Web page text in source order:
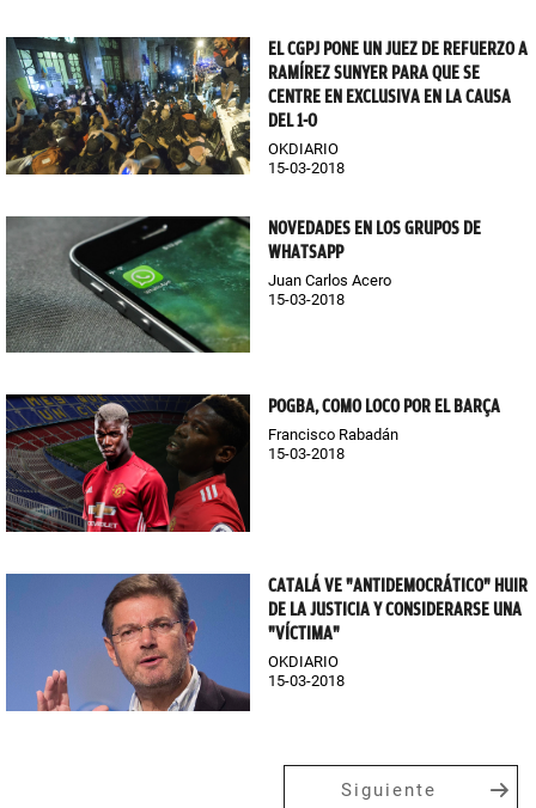
EL CGPJ PONE UN JUEZ DE REFUERZO A
RAMÍREZ SUNYER PARA QUE SE
CENTRE EN EXCLUSIVA EN LA CAUSA
DEL 1-O
OKDIARIO
15-03-2018
NOVEDADES EN LOS GRUPOS DE
WHATSAPP
Juan Carlos Acero
15-03-2018
POGBA, COMO LOCO POR EL BARÇA
Francisco Rabadán
15-03-2018
CATALÁ VE "ANTIDEMOCRÁTICO" HUIR
DE LA JUSTICIA Y CONSIDERARSE UNA
"VÍCTIMA"
OKDIARIO
15-03-2018
Siguiente